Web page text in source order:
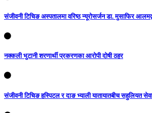
संजीवनी टिचिङ अस्पतालमा वरिष्ठ न्यूरोसर्जन डा. मुसाफिर
नक्कली भुटानी शरणार्थी प्रकरणका आरोपी दोषी ठहर
संजीवनी टिचिङ हस्पिटल र दाङ भ्याली यातायातबीच सहुलियत